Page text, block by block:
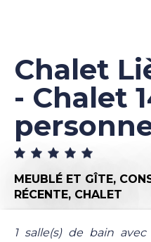
Chalet
- Chalet
MEUBLÉ ET GÎTE,
RÉCENTE, CHALET
1 salle(s) de bain